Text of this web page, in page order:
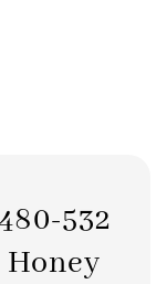
532